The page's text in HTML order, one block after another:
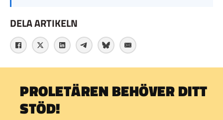
DELA ARTIKELN
PROLETÄREN BEHÖVER DITT
STÖD!